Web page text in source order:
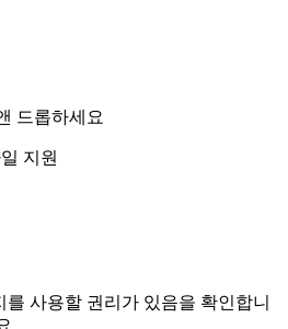
드롭하세요
지원
사용할 권리가 있음을 확인합니
.